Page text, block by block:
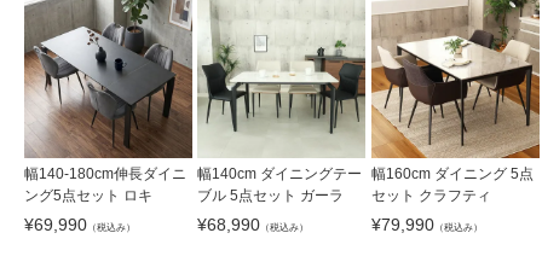
幅140-180cm伸長ダイニ
ング5点セット ロキ
¥69,990 （税込み）
幅140cm ダイニングテー
ブル 5点セット ガーラ
¥68,990 （税込み）
幅160cm ダイニング 5点
セット クラフティ
¥79,990（税込み）